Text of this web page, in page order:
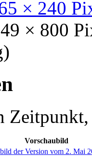
× 240
× 800
)
Zeitpunkt,
Vorschaubild